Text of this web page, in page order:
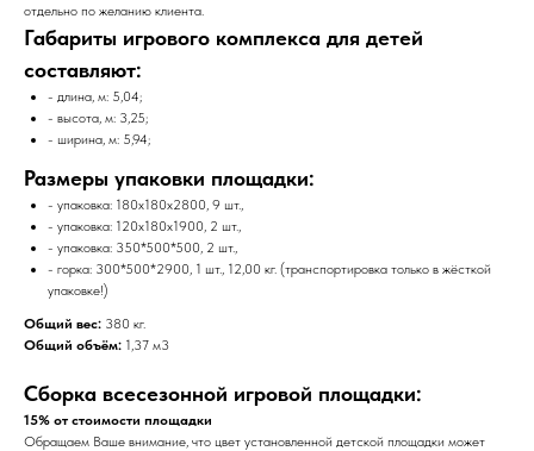
отдельно по желанию клиента.
Габариты игрового комплекса для детей
составляют:
- длина, м: 5,04;
- высота, м: 3,25;
- ширина, м: 5,94;
Размеры упаковки площадки:
- упаковка: 180x180x2800, 9 шт.,
- упаковка: 120х180х1900, 2 шт.,
- упаковка: 350*500*500, 2 шт.,
- горка: 300*500*2900, 1 шт., 12,00 кг. (транспортировка только в жёсткой
упаковке!)
Общий вес: 380 кг.
Общий объём: 1,37 м3
Сборка всесезонной игровой площадки:
15% от стоимости площадки
Обращаем Ваше внимание, что цвет установленной детской площадки может